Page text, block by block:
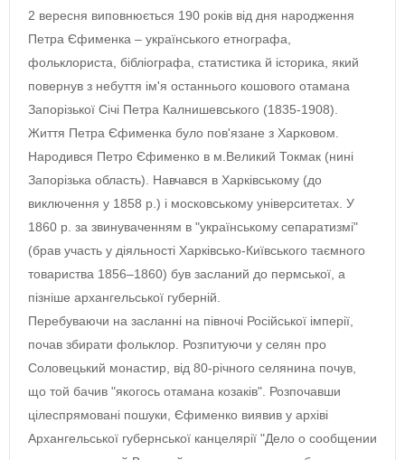
2 вересня виповнюється 190 років від дня народження
Петра Єфименка – українського етнографа,
фольклориста, бібліографа, статистика й історика, який
повернув з небуття ім'я останнього кошового отамана
Запорізької Січі Петра Калнишевського (1835-1908).
Життя Петра Єфименка було пов'язане з Харковом.
Народився Петро Єфименко в м.Великий Токмак (нині
Запорізька область). Навчався в Харківському (до
виключення у 1858 р.) і московському університетах. У
1860 р. за звинуваченням в "українському сепаратизмі"
(брав участь у діяльності Харківсько-Київського таємного
товариства 1856–1860) був засланий до пермської, а
пізніше архангельської губерній.
Перебуваючи на засланні на півночі Російської імперії,
почав збирати фольклор. Розпитуючи у селян про
Соловецький монастир, від 80-річного селянина почув,
що той бачив "якогось отамана козаків". Розпочавши
цілеспрямовані пошуки, Єфименко виявив у архіві
Архангельської губернської канцелярії "Дело о сообщении